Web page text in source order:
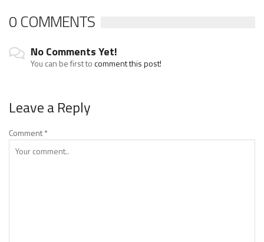
0 COMMENTS
No Comments Yet!
You can be first tocomment this post!
Leave a Reply
Comment*